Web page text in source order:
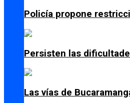
Policía propone
Persisten las
Las vías de